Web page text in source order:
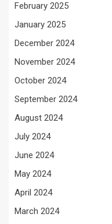
February 2025
January 2025
December 2024
November 2024
October 2024
September 2024
August 2024
July 2024
June 2024
May 2024
April 2024
March 2024